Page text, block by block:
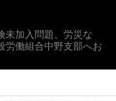
未加入問題、労災な
労働組合中野支部へお